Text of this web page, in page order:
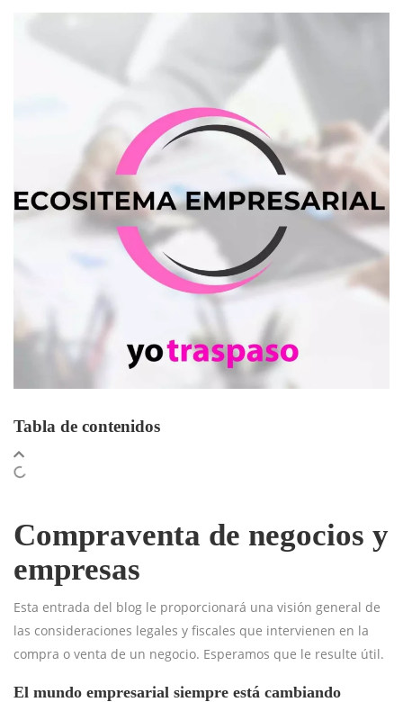
Tabla de contenidos
Compraventa de negocios y
empresas
Esta entrada del blog le proporcionará una visión general de
las consideraciones legales y fiscales que intervienen en la
compra o venta de un negocio. Esperamos que le resulte útil.
El mundo empresarial siempre está cambiando